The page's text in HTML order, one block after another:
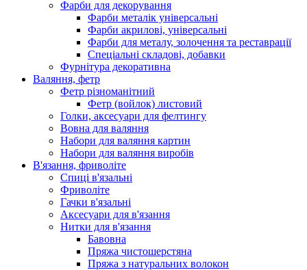
Фарби для декорування
Фарби металік універсальні
Фарби акрилові, універсальні
Фарби для металу, золочення та реставрації
Спеціальні складові, добавки
Фурнітура декоративна
Валяння, фетр
Фетр різноманітний
Фетр (войлок) листовий
Голки, аксесуари для фелтингу
Вовна для валяння
Набори для валяння картин
Набори для валяння виробів
В'язання, фриволіте
Спиці в'язальні
Фриволіте
Гачки в'язальні
Аксесуари для в'язання
Нитки для в'язання
Бавовна
Пряжа чистошерстяна
Пряжа з натуральних волокон